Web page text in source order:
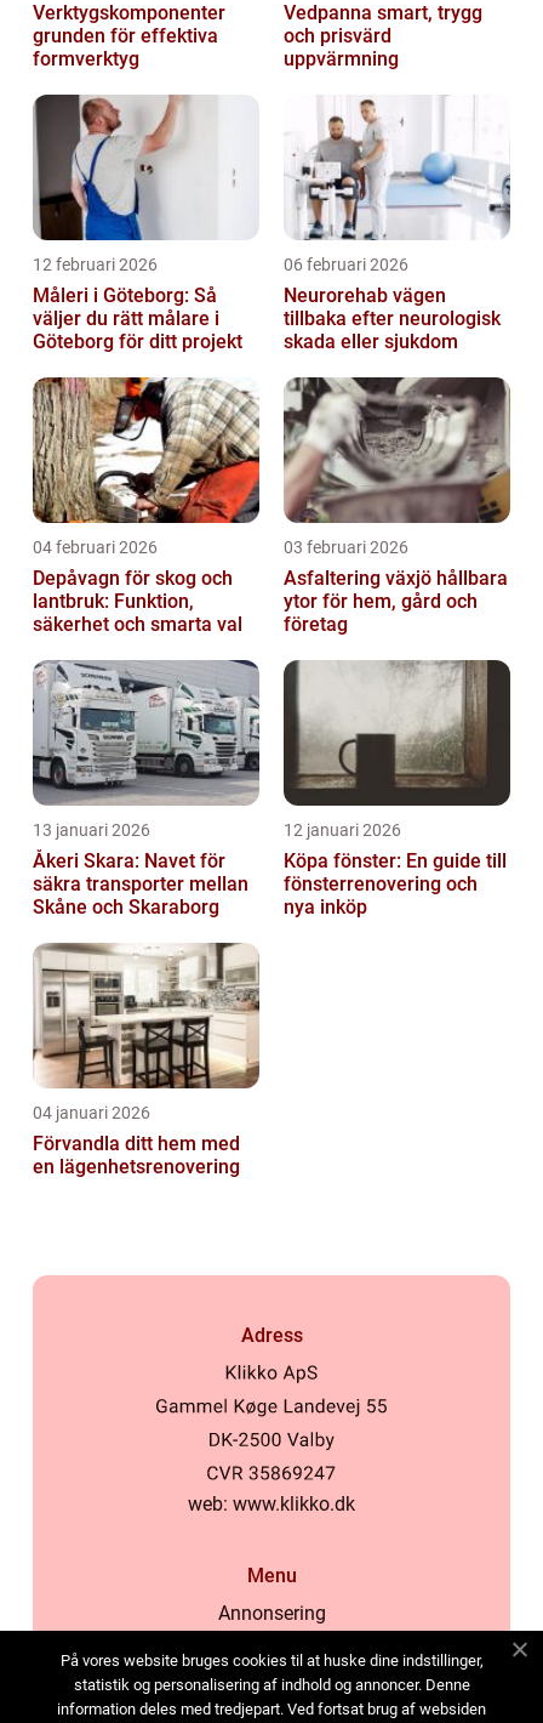
Verktygskomponenter
grunden för effektiva
formverktyg
Vedpanna smart, trygg
och prisvärd
uppvärmning
12 februari 2026
Måleri i Göteborg: Så
väljer du rätt målare i
Göteborg för ditt projekt
06 februari 2026
Neurorehab vägen
tillbaka efter neurologisk
skada eller sjukdom
04 februari 2026
Depåvagn för skog och
lantbruk: Funktion,
säkerhet och smarta val
03 februari 2026
Asfaltering växjö hållbara
ytor för hem, gård och
företag
13 januari 2026
Åkeri Skara: Navet för
säkra transporter mellan
Skåne och Skaraborg
12 januari 2026
Köpa fönster: En guide till
fönsterrenovering och
nya inköp
04 januari 2026
Förvandla ditt hem med
en lägenhetsrenovering
Adress
web: www.klikko.dk
Menu
Annonsering
Cookies
Kontakta oss
På vores website bruges cookies til at huske dine indstillinger,
statistik og personalisering af indhold og annoncer. Denne
information deles med tredjepart. Ved fortsat brug af websiden